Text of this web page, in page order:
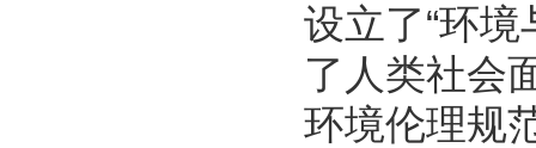
设立了“环
了人类社会
环境伦理规